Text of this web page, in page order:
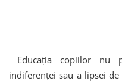
Educația copiilor nu
indiferenței sau a lipsei